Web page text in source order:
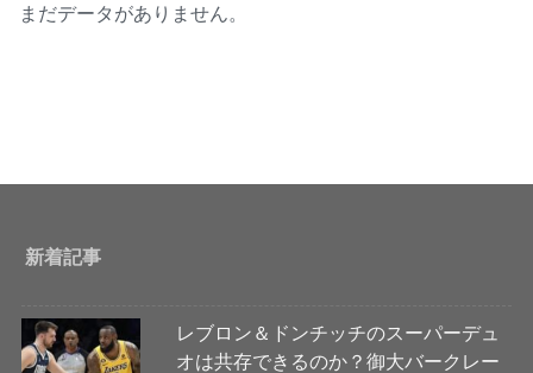
まだデータがありません。
新着記事
レブロン＆ドンチッチのスーパーデュ
オは共存できるのか？御大バークレー